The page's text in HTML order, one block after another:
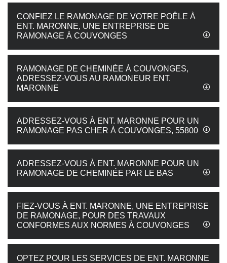
CONFIEZ LE RAMONAGE DE VOTRE POÊLE À
ENT. MARONNE, UNE ENTREPRISE DE
RAMONAGE À COUVONGES
RAMONAGE DE CHEMINÉE À COUVONGES,
ADRESSEZ-VOUS AU RAMONEUR ENT.
MARONNE
ADRESSEZ-VOUS À ENT. MARONNE POUR UN
RAMONAGE PAS CHER À COUVONGES, 55800
ADRESSEZ-VOUS À ENT. MARONNE POUR UN
RAMONAGE DE CHEMINÉE PAR LE BAS
FIEZ-VOUS À ENT. MARONNE, UNE ENTREPRISE
DE RAMONAGE, POUR DES TRAVAUX
CONFORMES AUX NORMES À COUVONGES
OPTEZ POUR LES SERVICES DE ENT. MARONNE